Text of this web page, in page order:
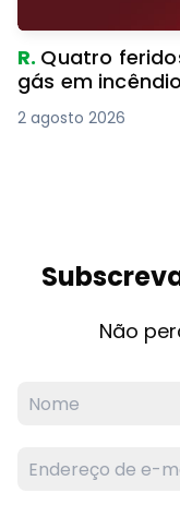
R. Quatro
gás em
2 agosto 2026
Não